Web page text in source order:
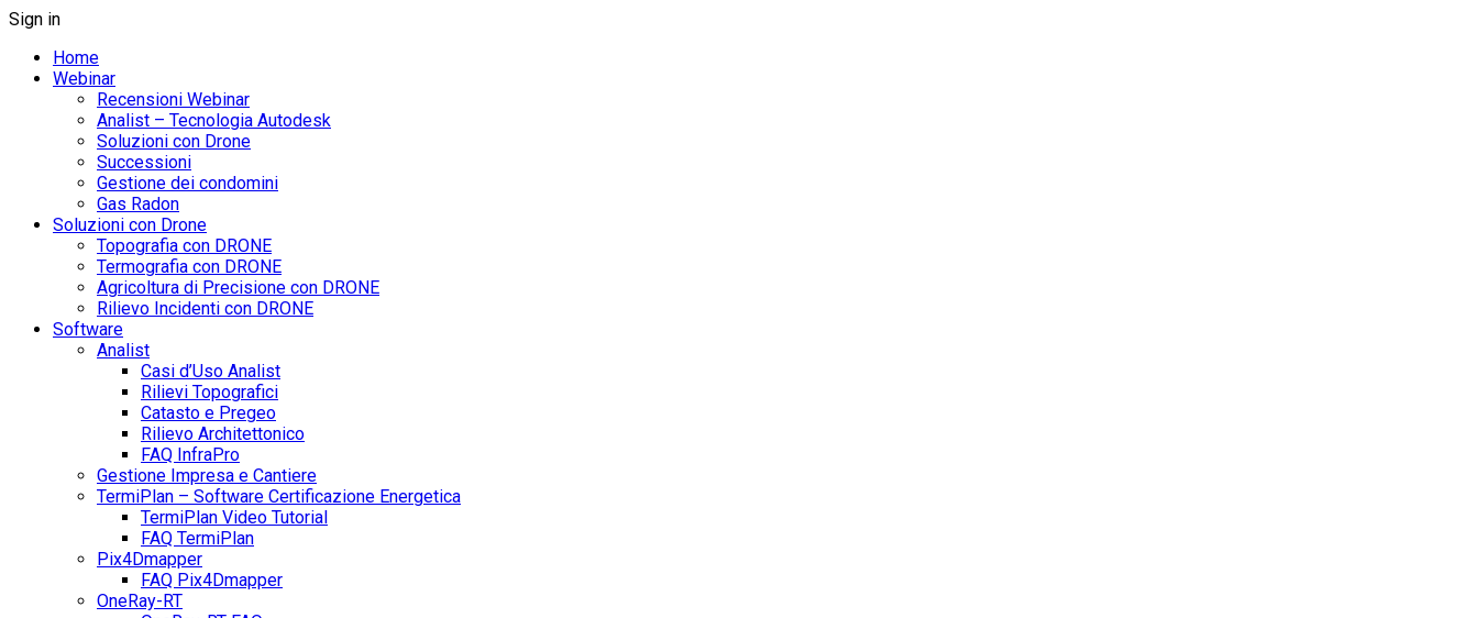
Sign in
Home
Webinar
Recensioni Webinar
Analist – Tecnologia Autodesk
Soluzioni con Drone
Successioni
Gestione dei condomini
Gas Radon
Soluzioni con Drone
Topografia con DRONE
Termografia con DRONE
Agricoltura di Precisione con DRONE
Rilievo Incidenti con DRONE
Software
Analist
Casi d’Uso Analist
Rilievi Topografici
Catasto e Pregeo
Rilievo Architettonico
FAQ InfraPro
Gestione Impresa e Cantiere
TermiPlan – Software Certificazione Energetica
TermiPlan Video Tutorial
FAQ TermiPlan
Pix4Dmapper
FAQ Pix4Dmapper
OneRay-RT